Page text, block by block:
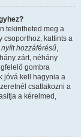
tekintheted meg a
csoporthoz, kattints a
nyílt hozzáférésű,
zárt, néhány
gombra
jóvá kell hagynia a
csatlakozni a
a kérelmed,